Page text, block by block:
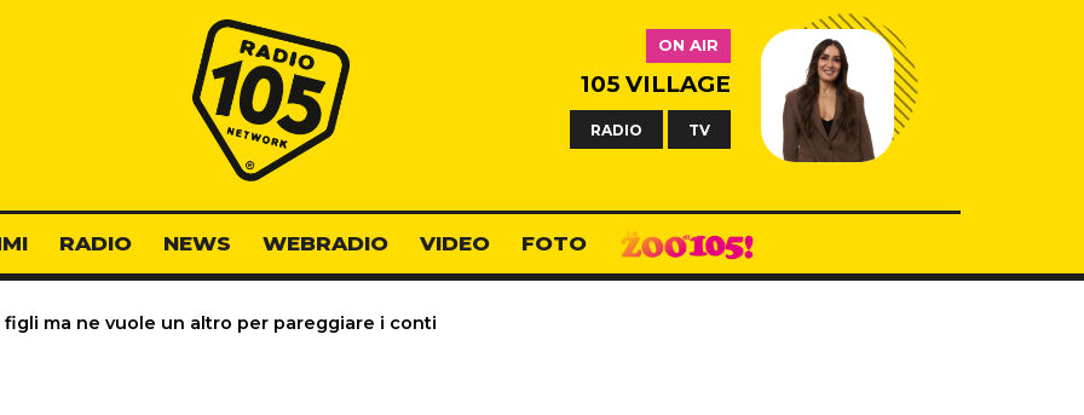
Radio 105
ON AIR
105 VILLAGE
RADIO TV
RADIO NEWS WEBRADIO VIDEO FOTO
figli ma ne vuole un altro per pareggiare i conti